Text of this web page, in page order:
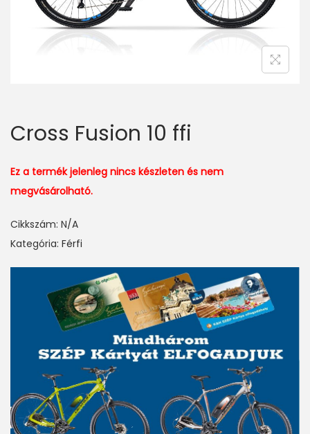
o
Cross Fusion 10 ffi
Ez a termék jelenleg nincs készleten és nem
megvásárolható.
Cikkszám: N/A
Kategória: Férfi